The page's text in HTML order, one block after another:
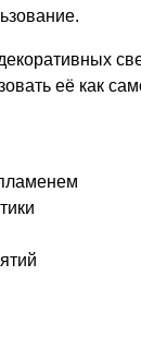
её как